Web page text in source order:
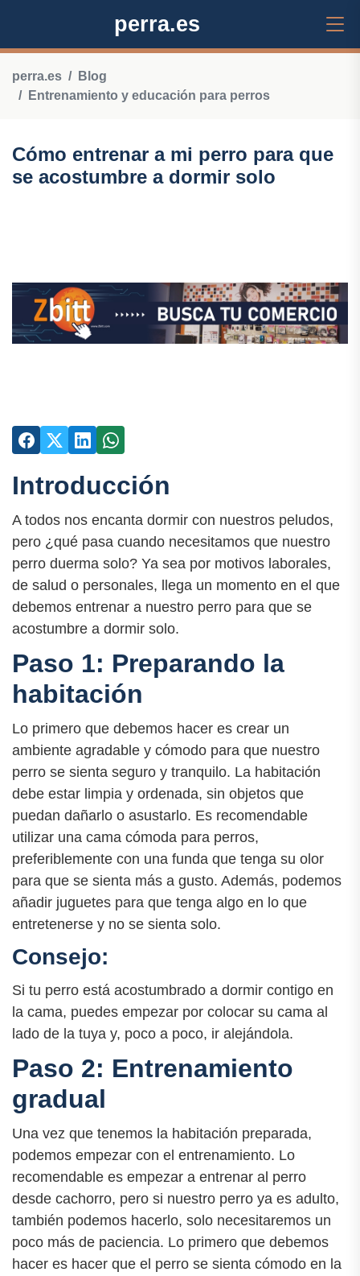
perra.es
perra.es
Blog
Entrenamiento y educación para perros
Cómo entrenar a mi perro para que
se acostumbre a dormir solo
Introducción
A todos nos encanta dormir con nuestros peludos,
pero ¿qué pasa cuando necesitamos que nuestro
perro duerma solo? Ya sea por motivos laborales,
de salud o personales, llega un momento en el que
debemos entrenar a nuestro perro para que se
acostumbre a dormir solo.
Paso 1: Preparando la
habitación
Lo primero que debemos hacer es crear un
ambiente agradable y cómodo para que nuestro
perro se sienta seguro y tranquilo. La habitación
debe estar limpia y ordenada, sin objetos que
puedan dañarlo o asustarlo. Es recomendable
utilizar una cama cómoda para perros,
preferiblemente con una funda que tenga su olor
para que se sienta más a gusto. Además, podemos
añadir juguetes para que tenga algo en lo que
entretenerse y no se sienta solo.
Consejo:
Si tu perro está acostumbrado a dormir contigo en
la cama, puedes empezar por colocar su cama al
lado de la tuya y, poco a poco, ir alejándola.
Paso 2: Entrenamiento
gradual
Una vez que tenemos la habitación preparada,
podemos empezar con el entrenamiento. Lo
recomendable es empezar a entrenar al perro
desde cachorro, pero si nuestro perro ya es adulto,
también podemos hacerlo, solo necesitaremos un
poco más de paciencia. Lo primero que debemos
hacer es hacer que el perro se sienta cómodo en la